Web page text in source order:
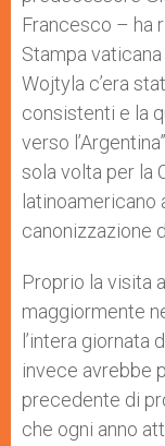
Francesco – ha
Stampa
Wojtyla c’era
consistenti e la
verso
sola volta per la
latinoamericano
canonizzazione
Proprio la visita
maggiormente
l’intera giornata
invece avrebbe
precedente di
che ogni anno